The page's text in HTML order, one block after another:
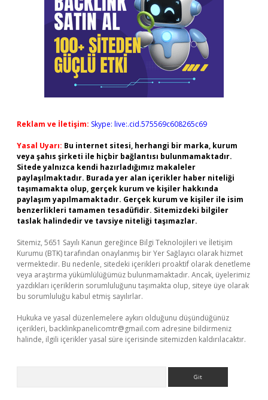
Reklam ve İletişim: Skype: live:.cid.575569c608265c69
Yasal Uyarı: Bu internet sitesi, herhangi bir marka, kurum
veya şahıs şirketi ile hiçbir bağlantısı bulunmamaktadır.
Sitede yalnızca kendi hazırladığımız makaleler
paylaşılmaktadır. Burada yer alan içerikler haber niteliği
taşımamakta olup, gerçek kurum ve kişiler hakkında
paylaşım yapılmamaktadır. Gerçek kurum ve kişiler ile isim
benzerlikleri tamamen tesadüfidir. Sitemizdeki bilgiler
taslak halindedir ve tavsiye niteliği taşımazlar.
Sitemiz, 5651 Sayılı Kanun gereğince Bilgi Teknolojileri ve İletişim
Kurumu (BTK) tarafından onaylanmış bir Yer Sağlayıcı olarak hizmet
vermektedir. Bu nedenle, sitedeki içerikleri proaktif olarak denetleme
veya araştırma yükümlülüğümüz bulunmamaktadır. Ancak, üyelerimiz
yazdıkları içeriklerin sorumluluğunu taşımakta olup, siteye üye olarak
bu sorumluluğu kabul etmiş sayılırlar.
Hukuka ve yasal düzenlemelere aykırı olduğunu düşündüğünüz
içerikleri, backlinkpanelicomtr@gmail.com adresine bildirmeniz
halinde, ilgili içerikler yasal süre içerisinde sitemizden kaldırılacaktır.